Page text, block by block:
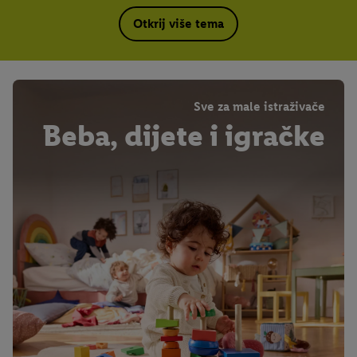
Otkrij više tema
Sve za male istraživače
Beba, dijete i igračke